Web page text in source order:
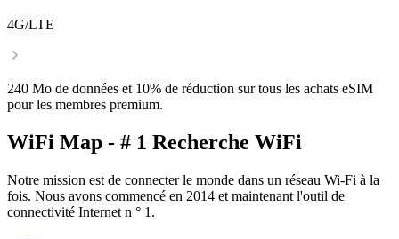
4G/LTE
240 Mo de données et 10% de réduction sur tous les achats eSIM
pour les membres premium.
WiFi Map - # 1 Recherche WiFi
Notre mission est de connecter le monde dans un réseau Wi-Fi à la
fois. Nous avons commencé en 2014 et maintenant l'outil de
connectivité Internet n ° 1.